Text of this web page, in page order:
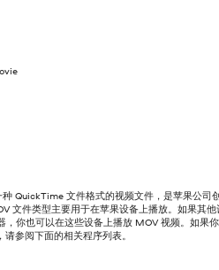
QuickTime 文件格式的视频文件，是苹果公司
文件类型主要用于在苹果设备上播放。如果其他
，你也可以在这些设备上播放 MOV 视频。如果
参阅下面的相关程序列表。